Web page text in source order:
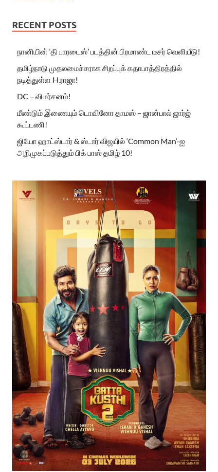
RECENT POSTS
நானியின் ‘தி பாரடைஸ்’ படத்தின் பிரமாண்ட டீசர் வெளியீடு!
தமிழ்நாடு முதலமைச்சராக சிறப்புக் கதாபாத்திரத்தில்
நடித்துள்ள H.ராஜா!
DC – விமர்சனம்!
மீண்டும் இணையும் டொவினோ தாமஸ் – ஜான்பால் ஜார்ஜ்
கூட்டணி!
ஜியோ ஹாட்ஸ்டார் & ஸ்டார் விஜயில் ‘Common Man’-ஐ
அறிமுகப்படுத்தும் பிக் பாஸ் தமிழ் 10!